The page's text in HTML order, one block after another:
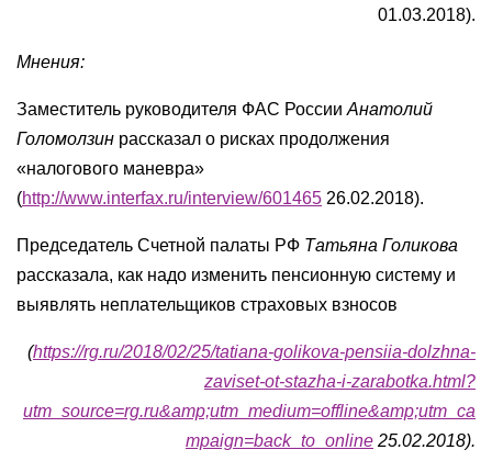
01.03.2018).
Мнения:
Заместитель руководителя ФАС России Анатолий
Голомолзин рассказал о рисках продолжения
«налогового маневра»
(http://www.interfax.ru/interview/601465 26.02.2018).
Председатель Счетной палаты РФ Татьяна Голикова
рассказала, как надо изменить пенсионную систему и
выявлять неплательщиков страховых взносов
(https://rg.ru/2018/02/25/tatiana-golikova-pensiia-dolzhna-
zaviset-ot-stazha-i-zarabotka.html?
utm_source=rg.ru&amp;utm_medium=offline&amp;utm_ca
mpaign=back_to_online 25.02.2018).